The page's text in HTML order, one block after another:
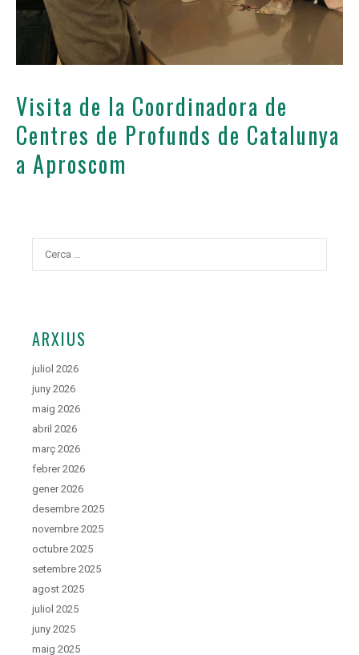
Visita de la Coordinadora de
Centres de Profunds de Catalunya
a Aproscom
ARXIUS
juliol 2026
juny 2026
maig 2026
abril 2026
març 2026
febrer 2026
gener 2026
desembre 2025
novembre 2025
octubre 2025
setembre 2025
agost 2025
juliol 2025
juny 2025
maig 2025